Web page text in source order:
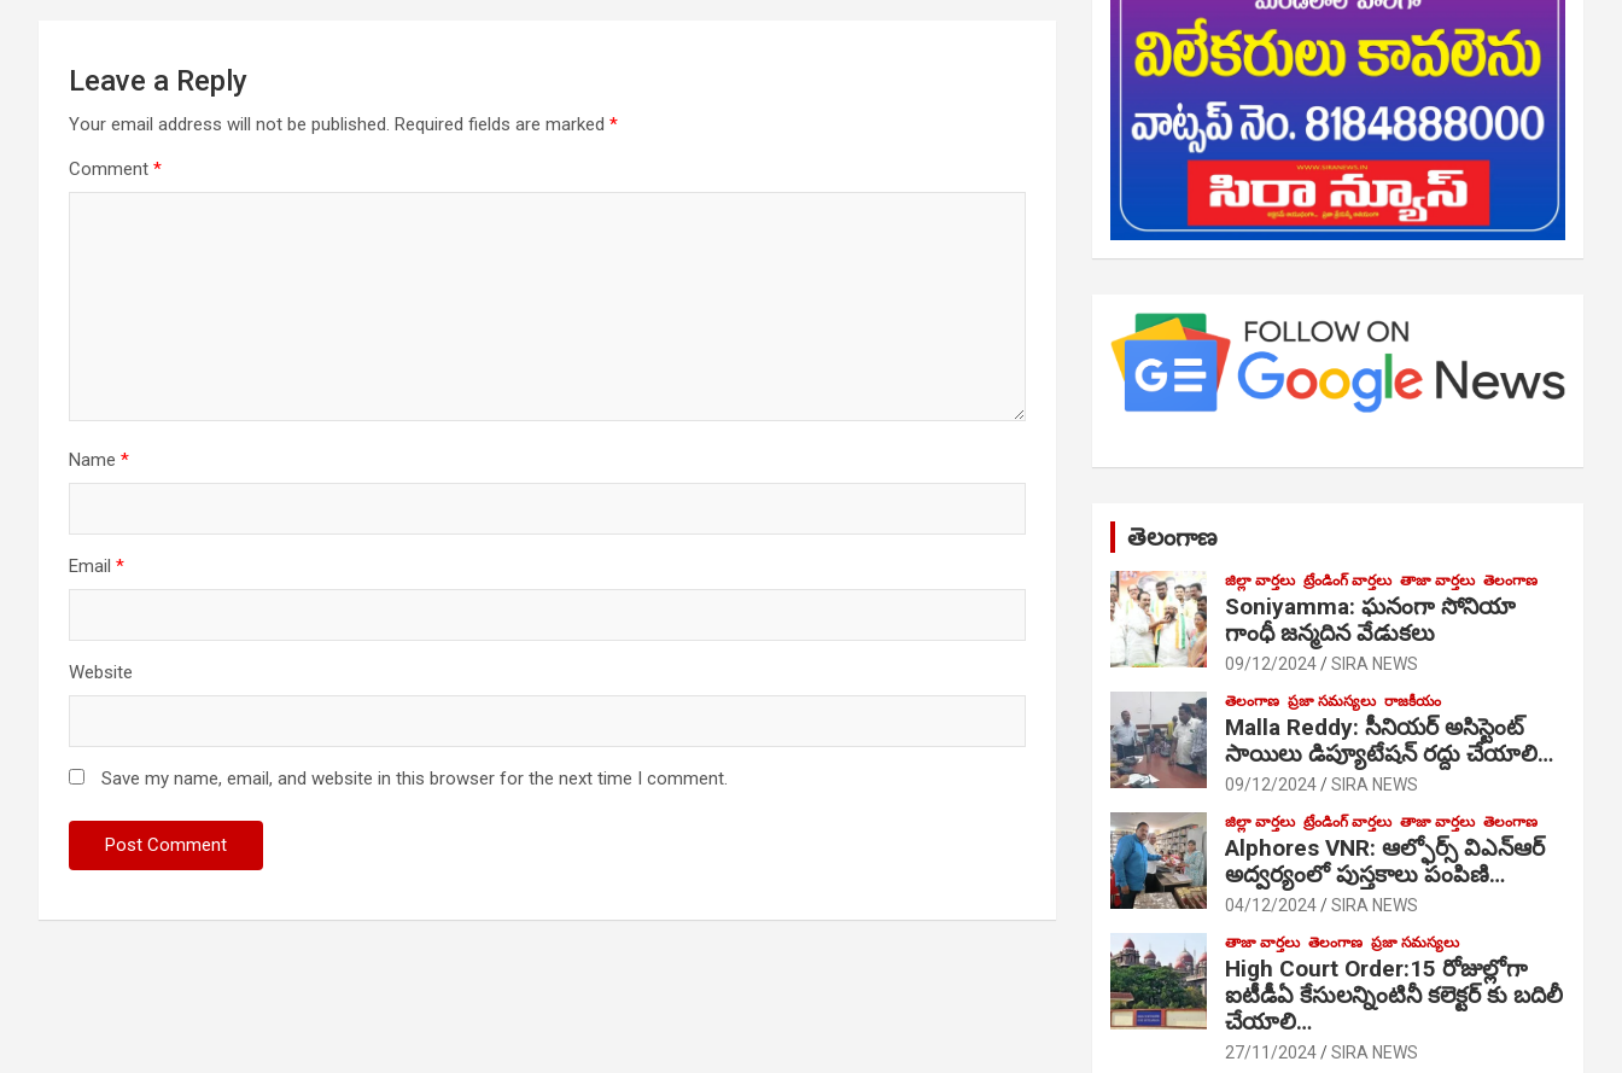
Leave a Reply
Your email address will not be published. Required fields are marked *
Comment *
Name *
Email *
Website
Save my name, email, and website in this browser for the next time I comment.
తెలంగాణ
జిల్లా వార్తలు ట్రేండింగ్ వార్తలు తాజా వార్తలు తెలంగాణ
Soniyamma: ఘ‌నంగా సోనియా
గాంధీ జ‌న్మ‌దిన వేడుక‌లు
09/12/2024 SIRA NEWS
తెలంగాణ ప్రజా సమస్యలు రాజకీయం
Malla Reddy: సీనియర్ అసిస్టెంట్
సాయిలు డిప్యూటేషన్ రద్దు చేయాలి…
09/12/2024 SIRA NEWS
జిల్లా వార్తలు ట్రేండింగ్ వార్తలు తాజా వార్తలు తెలంగాణ
Alphores VNR: ఆల్ఫోర్స్ విఎన్ఆర్
అద్వర్యంలో పుస్తకాలు పంపిణి…
04/12/2024 SIRA NEWS
తాజా వార్తలు తెలంగాణ ప్రజా సమస్యలు
High Court Order:15 రోజుల్లోగా
ఐటీడీఏ కేసులన్నింటినీ కలెక్టర్ కు బదిలీ
చేయాలి…
27/11/2024 SIRA NEWS